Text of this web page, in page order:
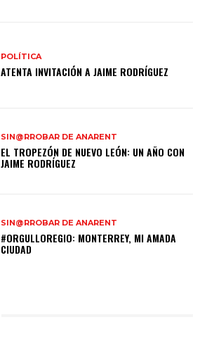
POLÍTICA
ATENTA INVITACIÓN A JAIME RODRÍGUEZ
SIN@RROBAR DE ANARENT
EL TROPEZÓN DE NUEVO LEÓN: UN AÑO CON
JAIME RODRÍGUEZ
SIN@RROBAR DE ANARENT
#ORGULLOREGIO: MONTERREY, MI AMADA
CIUDAD